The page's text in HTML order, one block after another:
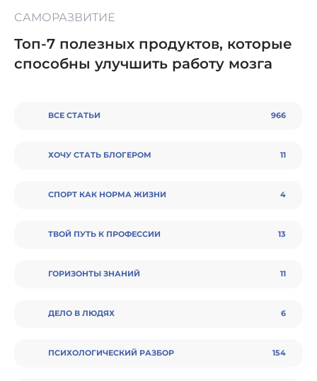
CАМОРАЗВИТИЕ
Топ-7 полезных продуктов, которые
способны улучшить работу мозга
ВСЕ СТАТЬИ 966
ХОЧУ СТАТЬ БЛОГЕРОМ 11
СПОРТ КАК НОРМА ЖИЗНИ 4
ТВОЙ ПУТЬ К ПРОФЕССИИ 13
ГОРИЗОНТЫ ЗНАНИЙ 11
ДЕЛО В ЛЮДЯХ 6
ПСИХОЛОГИЧЕСКИЙ РАЗБОР 154